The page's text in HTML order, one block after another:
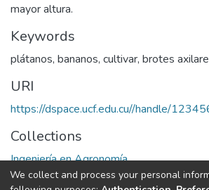
mayor altura.
Keywords
plátanos, bananos, cultivar, brotes
URI
https://dspace.ucf.edu.cu//handle/
Collections
Ingeniería en Agronomía
We collect and process your personal